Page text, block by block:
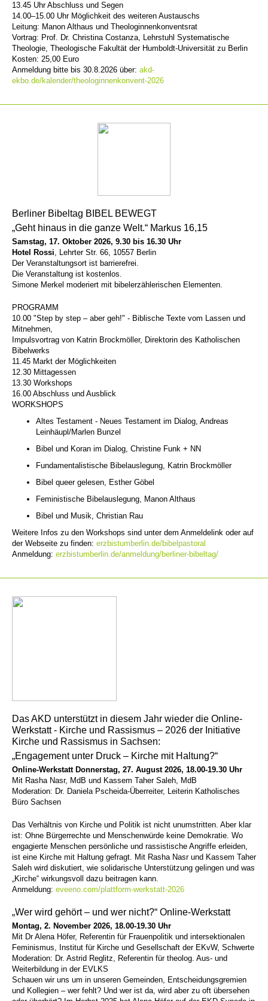
13.45 Uhr Abschluss und Segen
14.00–15.00 Uhr Möglichkeit des weiteren Austauschs
Leitung: Manon Althaus und Theologinnenkonventsrat
Vortrag: Prof. Dr. Christina Costanza, Lehrstuhl Systematische
Theologie, Theologische Fakultät der Humboldt-Universität zu Berlin
Kosten: 25,00 Euro
Anmeldung bitte bis 30.8.2026 über: akd-
ekbo.de/kalender/theologinnenkonvent-2026
Berliner Bibeltag BIBEL BEWEGT
„Geht hinaus in die ganze Welt.“ Markus 16,15
Samstag, 17. Oktober 2026, 9.30 bis 16.30 Uhr
Hotel Rossi , Lehrter Str. 66, 10557 Berlin
Der Veranstaltungsort ist barrierefrei.
Die Veranstaltung ist kostenlos.
Simone Merkel moderiert mit bibelerzählerischen Elementen.
PROGRAMM
10.00 "Step by step – aber geh!" - Biblische Texte vom Lassen und
Mitnehmen,
Impulsvortrag von Katrin Brockmöller, Direktorin des Katholischen
Bibelwerks
11.45 Markt der Möglichkeiten
12.30 Mittagessen
13.30 Workshops
16.00 Abschluss und Ausblick
WORKSHOPS
Altes Testament - Neues Testament im Dialog, Andreas
Leinhäupl/Marlen Bunzel
Bibel und Koran im Dialog, Christine Funk + NN
Fundamentalistische Bibelauslegung, Katrin Brockmöller
Bibel queer gelesen, Esther Göbel
Feministische Bibelauslegung, Manon Althaus
Bibel und Musik, Christian Rau
Weitere Infos zu den Workshops sind unter dem Anmeldelink oder auf
der Webseite zu finden: erzbistumberlin.de/bibelpastoral
Anmeldung: erzbistumberlin.de/anmeldung/berliner-bibeltag/
Das AKD unterstützt in diesem Jahr wieder die Online-
Werkstatt - Kirche und Rassismus – 2026 der Initiative
Kirche und Rassismus in Sachsen:
„Engagement unter Druck – Kirche mit Haltung?“
Online-Werkstatt Donnerstag, 27. August 2026, 18.00-19.30 Uhr
Mit Rasha Nasr, MdB und Kassem Taher Saleh, MdB
Moderation: Dr. Daniela Pscheida-Überreiter, Leiterin Katholisches
Büro Sachsen
Das Verhältnis von Kirche und Politik ist nicht unumstritten. Aber klar
ist: Ohne Bürgerrechte und Menschenwürde keine Demokratie. Wo
engagierte Menschen persönliche und rassistische Angriffe erleiden,
ist eine Kirche mit Haltung gefragt. Mit Rasha Nasr und Kassem Taher
Saleh wird diskutiert, wie solidarische Unterstützung gelingen und was
„Kirche“ wirkungsvoll dazu beitragen kann.
Anmeldung: eveeno.com/plattform-werkstatt-2026
„Wer wird gehört – und wer nicht?“ Online-Werkstatt
Montag, 2. November 2026, 18.00-19.30 Uhr
Mit Dr Alena Höfer, Referentin für Frauenpolitik und intersektionalen
Feminismus, Institut für Kirche und Gesellschaft der EKvW, Schwerte
Moderation: Dr. Astrid Reglitz, Referentin für theolog. Aus- und
Weiterbildung in der EVLKS
Schauen wir uns um in unseren Gemeinden, Entscheidungsgremien
und Kollegien – wer fehlt? Und wer ist da, wird aber zu oft übersehen